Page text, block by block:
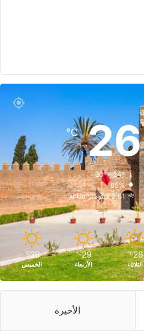
26
℃
30º - 24º
85%
2.61 كيلومتر/ساعة
26
℃
الثلاثاء
29
℃
الأربعاء
28
℃
الخميس
الأخيرة